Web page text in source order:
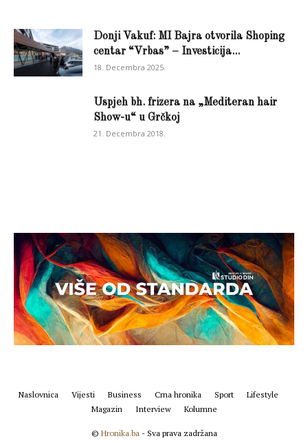
Donji Vakuf: MI Bajra otvorila Shoping
centar “Vrbas” – Investicija...
18. Decembra 2025.
Uspjeh bh. frizera na „Mediteran hair
Show-u“ u Grčkoj
21. Decembra 2018.
Naslovnica Vijesti Business Crna hronika Sport
Lifestyle
Magazin
Interview Kolumne
© Hronika.ba - Sva prava zadržana